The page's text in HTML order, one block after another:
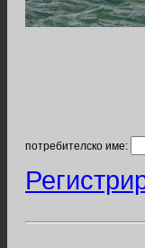
потребителско име: